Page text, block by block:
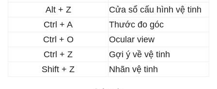
Alt + Z
Cửa sổ cấu hình vệ tinh
Ctrl + A
Thước đo góc
Ctrl + O
Ocular view
Ctrl + Z
Gợi ý về vệ tinh
Shift + Z
Nhãn vệ tinh